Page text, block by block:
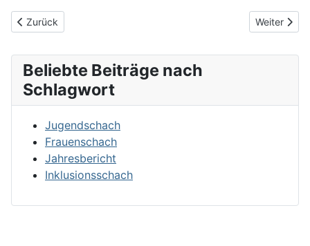
Vorheriger Beitrag: 1. Offene Papenburger Jugendmeisterschaft
Zurück Nächster
Weiter
Beliebte Beiträge nach
Schlagwort
Jugendschach
Frauenschach
Jahresbericht
Inklusionsschach